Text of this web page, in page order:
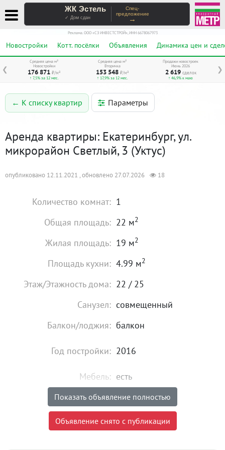
ЖК Эстель
✓ Дом сдан
Спец-
предложение
→
Реклама. ООО «СЗ ИНВЕСТСТРОЙ», ИНН 6678067973
Новостройки Котт. посёлки Объявления Динамика цен и
❮ ❯
Средняя цена м²
Новостройки
176 871 ₽/м²
↑ 7,5% за 12 мес.
Средняя цена м²
Вторичка
153 548 ₽/м²
↑ 17,9% за 12 мес.
Продажи новостроек
Июнь 2026
2 619 сделок
↑ 46,9% к маю
← К списку квартир Параметры
Аренда квартиры: Екатеринбург, ул.
микрорайон Светлый, 3 (Уктус)
опубликовано 12.11.2021 , обновлено 27.07.2026 18
Количество комнат: 1
Общая площадь: 22 м2
Жилая площадь: 19 м2
Площадь кухни: 4.99 м2
Этаж/Этажность дома: 22 / 25
Санузел: совмещенный
Балкон/лоджия: балкон
Год постройки: 2016
Мебель: есть
Цена: 15 000₽
Объявление снято с публикации
Показать объявление полностью
Объявление снято с публикации